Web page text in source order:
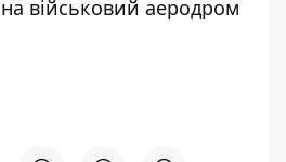
військовий аеродром